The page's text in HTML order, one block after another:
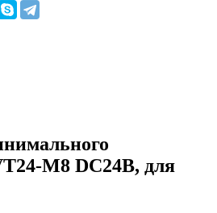
M8 DC24В, для